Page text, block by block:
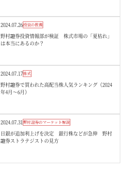
2024.07.26投資の教養
野村證券投資情報部が検証 株式市場の「夏枯れ」
は本当にあるのか？
2024.07.17株式
野村證券で買われた高配当株人気ランキング（2024
年4月～6月）
2024.07.31野村證券のマーケット解説
日銀が追加利上げを決定 銀行株などが急伸 野村
證券ストラテジストの見方